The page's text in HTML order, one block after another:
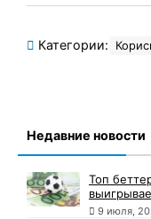
Категории:
Недавние новости
Топ
9 июля,